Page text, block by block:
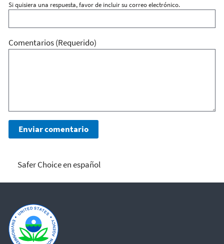
Si quisiera una respuesta, favor de incluir su correo electrónico.
Comentarios(Requerido)
Safer Choice en español
Safer Choice en español